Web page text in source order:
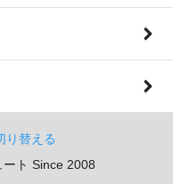
り替える
ト Since 2008